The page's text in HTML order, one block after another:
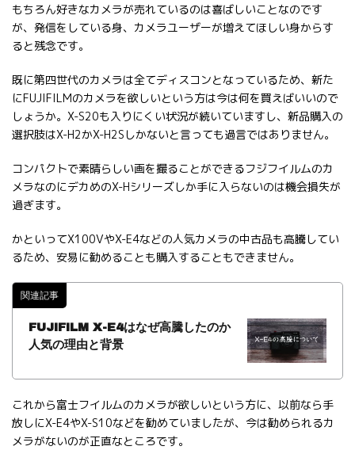
もちろん好きなカメラが売れているのは喜ばしいことなのです
が、発信をしている身、カメラユーザーが増えてほしい身からす
ると残念です。
既に第四世代のカメラは全てディスコンとなっているため、新た
にFUJIFILMのカメラを欲しいという方は今は何を買えばいいので
しょうか。X-S20も入りにくい状況が続いていますし、新品購入の
選択肢はX-H2かX-H2Sしかないと言っても過言ではありません。
コンパクトで素晴らしい画を撮ることができるフジフイルムのカ
メラなのにデカめのX-Hシリーズしか手に入らないのは機会損失が
過ぎます。
かといってX100VやX-E4などの人気カメラの中古品も高騰してい
るため、安易に勧めることも購入することもできません。
関連記事
FUJIFILM X-E4はなぜ高騰したのか
人気の理由と背景
これから富士フイルムのカメラが欲しいという方に、以前なら手
放しにX-E4やX-S10などを勧めていましたが、今は勧められるカ
メラがないのが正直なところです。